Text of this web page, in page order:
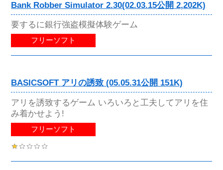
Bank Robber Simulator 2.30(02.03.15公開 2,202K)
要するに銀行強盗模擬体験ゲーム
フリーソフト
BASICSOFT アリの誘致 (05.05.31公開 151K)
アリを誘致するゲーム いろいろと工夫してアリを住
み着かせよう!
フリーソフト